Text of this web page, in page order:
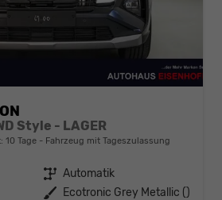
Style - LAGER
10 Tage Fahrzeug mit Tageszulassung
Getriebe Automatik
Außenfarbe Ecotronic Grey Metallic ()